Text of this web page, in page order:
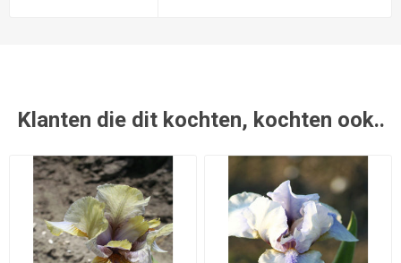
Klanten die dit kochten, kochten ook..